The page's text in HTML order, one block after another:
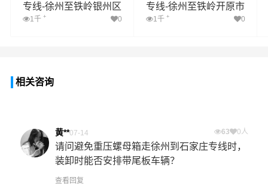
专线-徐州至铁岭银州区
物流公司
1千 + 0
专线-徐州至铁岭开原市
物流公司
1千 + 0
相关咨询
黄**07-14 63 0人
请问避免重压螺母箱走徐州到石家庄专线时，
装卸时能否安排带尾板车辆？
查看回复